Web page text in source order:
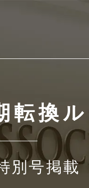
転換
別号掲載